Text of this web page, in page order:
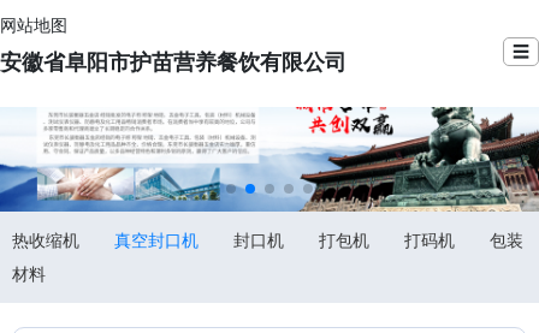
网站地图
安徽省阜阳市护苗营养餐饮有限公司 ☰
热收缩机 真空封口机 封口机 打包机 打码机
包装
材料